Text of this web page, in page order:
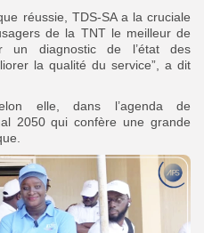
réussie, TDS-SA a la cruciale
de la TNT le meilleur de
un diagnostic de l’état des
la qualité du service”, a dit
elle, dans l’agenda de
2050 qui confère une grande